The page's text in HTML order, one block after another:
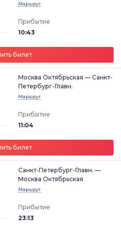
Маршрут
Прибытие
10:43
билет
Москва Октябрьская — Санкт-
Петербург-Главн.
Маршрут
Прибытие
11:04
билет
Санкт-Петербург-Главн. —
Москва Октябрьская
Маршрут
Прибытие
23:13